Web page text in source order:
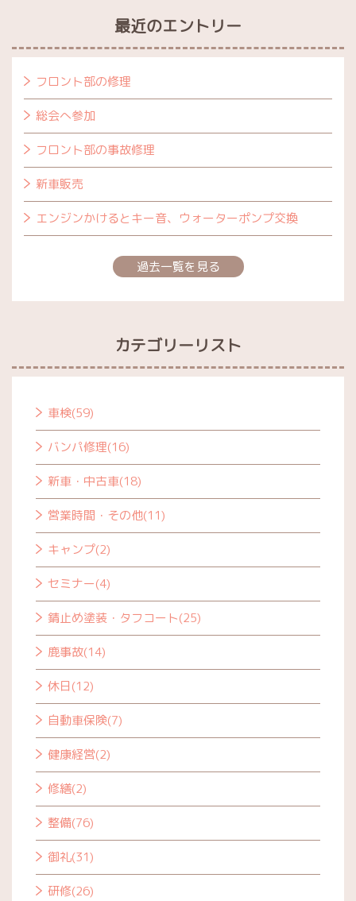
最近のエントリー
フロント部の修理
総会へ参加
フロント部の事故修理
新車販売
エンジンかけるとキー音、ウォーターポンプ交換
過去一覧を見る
カテゴリーリスト
車検(59)
バンパ修理(16)
新車・中古車(18)
営業時間・その他(11)
キャンプ(2)
セミナー(4)
錆止め塗装・タフコート(25)
鹿事故(14)
休日(12)
自動車保険(7)
健康経営(2)
修繕(2)
整備(76)
御礼(31)
研修(26)